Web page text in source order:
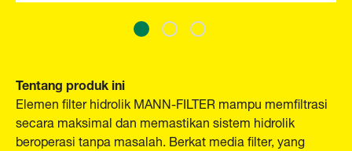
Tentang produk ini
Elemen filter hidrolik MANN-FILTER mampu memfiltrasi
secara maksimal dan memastikan sistem hidrolik
beroperasi tanpa masalah. Berkat media filter, yang